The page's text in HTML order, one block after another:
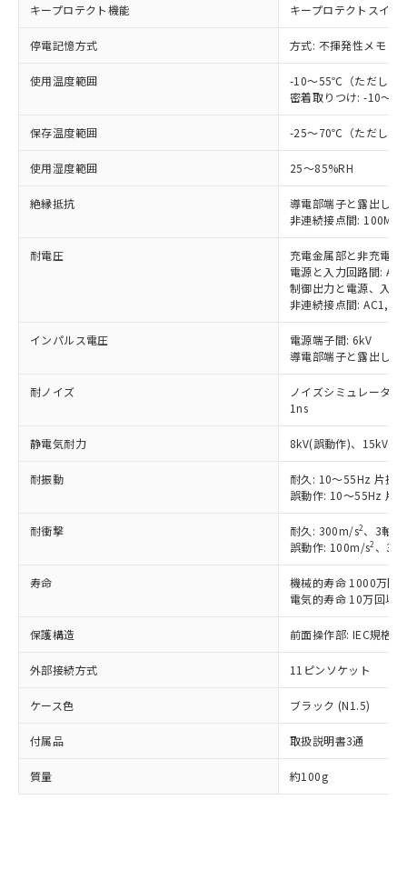
キープロテクト機能 キープロテクトスイッ
停電記憶方式 方式: 不揮発性メモリ
使用温度範囲
-10～55℃（ただし、
密着取りつけ: -10～
保存温度範囲 -25～70℃（ただし、
使用湿度範囲 25～85%RH
絶縁抵抗
導電部端子と露出し
非連続接点間: 100MΩ
耐電圧
充電金属部と非充電
電源と入力回路間:
制御出力と電源、入
非連続接点間:
インパルス電圧
電源端子間: 6kV
導電部端子と露出し
耐ノイズ
ノイズシミュレータ
1ns
静電気耐力 8kV(誤動作)、15kV(破
耐振動
耐久: 10～55Hz 片振
誤動作: 10～55Hz 片
耐衝撃 耐久: 300m/s2、3軸
誤動作: 100m/s2 、3
寿命
機械的寿命 1000万回
電気的寿命 10万回以
保護構造 前面操作部: IEC規格
外部接続方式 11ピンソケット
ケース色 ブラック (N1.5)
付属品 取扱説明書3通
質量 約100g
以下の条件をお読みいただき、同意のうえ
ご利用ください。
本サービスは、当社制御機器事業取扱
商品の当社在庫状況および標準価格
(税抜)を提供させていただくもので
当社制御機器事業取扱商品の中には、
本サービスの対象外となる商品もある
在庫状況および標準価格照会結果は、
記載している更新日時点での社内デー
タに基づき作成されるものであり、閲
覧された時点での実際の在庫および標
準価格とは異なる場合があることをご
正式な納期状況および標準価格はお客
様のお取引先、またはお客様担当のオ
ムロン制御機器販売店・当社販売員に
オムロン制御機器販売店や当社販売拠
」をご確認
在庫状況および標準価格結果を当社の
事前の承諾なく第三者に漏洩または開
マイパーツ機能（部品リスト作成サー
ビス）をご利用いただくには、I-Web
メンバーズにご登録されている必要が
お客様が当ウェブサイト上で当社にご
登録された部品リストについて、当社
および当社の共同利用者が、当社の製
品・サービスに関するお客様との取
引・商談に必要な範囲で利用すること
"個人情報
の「1.共同利
用者の範囲」に記載されている法人を
対応予定なし：EU RoHS指令（10物質）の
非含有に非対応の商品で、対応品を出す予
定はありません。
非含有の対応状況を調査中または確認中の
非該当品：ライセンス料など無形物で、有
害物質有無と関係のない商品です。
仕入先様の事情により、非含有部品として
いたものが、含有品と判明した場合などや
むを得ず変更することがあります。
鉛(Pb) 1000ppm以下、 水銀(Hg) 1000ppm以下、 カド
六価クロム(Cr(Ⅵ)) 1000ppm以下、ポリ臭化ビフェニル
類(PBB) 1000ppm以下、ポリ臭化ジフェニルエーテル類
(PBDE) 1000ppm以下、フタル酸ビス(2-エチルヘキシ
ル) (DEHP)(別名：DOP) 1000ppm以下、フタル酸ブチ
ルベンジル（BBP） 1000ppm以下、フタル酸ジブチル
（DBP） 1000ppm以下、フタル酸ジイソブチル
但し、RoHS指令で産業用監視および制御機器に対する
適用除外項目は除く。
フタル酸エステル類の４物質については閾値を超える意
部品在庫の切り替え状況などにより、予定
下記の非含有証明書をダウンロードするこ
とができます。
EU RoHS指令（10物質）の非含有証明書
51物質の非含有証明書（当社基準）
※本証明書は発行日時点で非含有を証明す
るもので、過去に遡って非含有を証明する
また、RoHS指令のフタル酸エステル類４
※1 中国RoHS○×表
「○」：最大均質材料含有率が中国RoHSの
「×」：最大均質材料含有率が中国RoHSの
基準値を超えていることを示します。
「－」：未確認です。当社販売部門へお問
Pb(鉛) :1000ppm、 Hg(水銀) : 1000ppm、 Cd(カドミウ
Cr(Ⅵ)(六価クロム) : 1000ppm、 PBBs(ポリ臭化ビフェ
ニル類) : 1000ppm、 PBDEs(ポリ臭化ジフェニルエーテ
DBP(フタル酸ジブチル) : 1000ppm、 DIBP(フタル酸ジ
イソブチル) : 1000ppm、 BBP(フタル酸ブチルベンジ
※2 環境保護使用期限
「ｅ」：有害物質（10物質）のすべてが基
「10」：通常の使用状況下において有害物
質が外部に漏えいし、環境に深刻な影響を
「－」：未確認です。当社販売部門へお問
当社は、これら貴社製品のうち、外国
為替および外国貿易法に定める商品
（以下｢規制貨物等」という）を輸出
または国外への提供する場合は、日本
国政府の輸出許可(または役務取引許
可)を取得するなどの必要な手続きを
当社は規制貨物を破棄する場合は、完
全に破砕するなど、違法に輸出されな
いよう必要な手段を講じます。
当社は貴社製品を、核兵器、ミサイ
ル、化学兵器、生物兵器またはその他
武器並びにこれらの製造装置等に一切
当社は、貴社製品を第三者に販売する
場合は、上記1、2および3の内容を当
該第三者に通知します。また当社は、
販売先および販売に係わる関係者が違
法に輸出するおそれがある場合は、取
キャンセル
一定数には満たないが在庫あり
在庫なし(最新の在庫状況につ
いては、お客様のお取引先、ま
たはお客様担当のオムロン制御
機器販売店・当社販売員にご確
受注生産機種、また在庫状況の
情報を公開していない機種